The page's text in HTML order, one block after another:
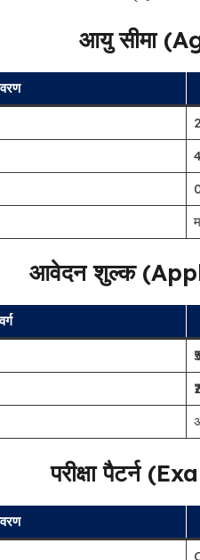
आयु सीमा
आवेदन शुल्क
परीक्षा पैटर्न